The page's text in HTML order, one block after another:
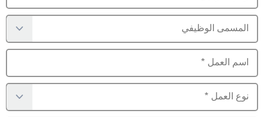
المسمى الوظيفي
اسم العمل *
نوع العمل *